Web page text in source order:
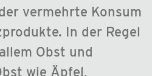
vermehrte Konsum
In der Regel
Obst und
wie Äpfel,